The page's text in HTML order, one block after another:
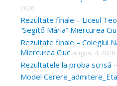
2026
Rezultate finale – Liceul
“Segítő Mária” Miercurea
Rezultate finale – Colegiul
Miercurea Ciuc august 4, 2026
Rezultatele la proba scrisă
Model